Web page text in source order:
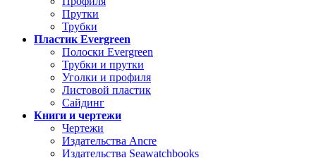
Прутки
Трубки
Пластик Evergreen
Полоски Evergreen
Трубки и прутки
Уголки и профиля
Листовой пластик
Сайдинг
Книги и чертежи
Чертежи
Издательства Ancre
Издательства Seawatchbooks